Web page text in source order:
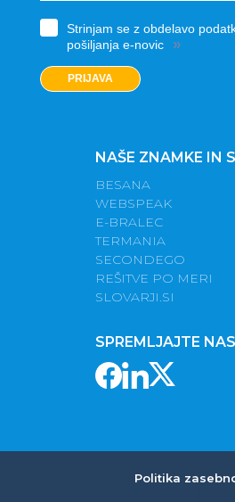
Strinjam se z obdelavo
pošiljanja e-novic
»
PRIJAVA
NAŠE ZNAMKE IN
BESANA
WEBSPEAK
E-BRALEC
TERMANIA
SECONDEGO
REŠITVE PO MERI
SLOVARJI.SI
SPREMLJAJTE
Politika